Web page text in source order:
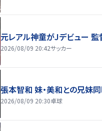
元レアル神童がJデビュー
2026/08/09 20:42サッカー
張本智和 妹・美和との兄妹
2026/08/09 20:30卓球